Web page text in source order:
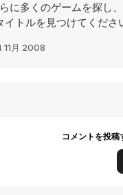
に多くのゲームを探し、
イトルを見つけてくだ
11月 2008
コメントを投稿